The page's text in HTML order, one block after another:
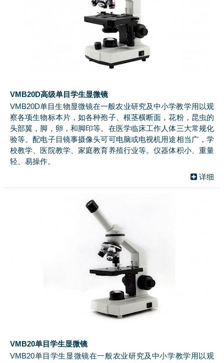
VMB20D高级单目学生显微镜
VMB20D单目生物显微镜在一般农业研究及中小学教学用以观
察各项生物标本片，如各种孢子、根茎横断面，花粉，昆虫的
头部翼，脚，卵，和脚印等。在医学临床工作人体三大常规化
验等。配电子目镜事摄像头可可电脑或电视机用途相当广，学
校教学、医院教学、家庭教育养殖行业等。仪器体积小、重量
轻、易操作。
详细
VMB20单目学生显微镜
VMB20单目学生显微镜在一般农业研究及中小学教学用以观